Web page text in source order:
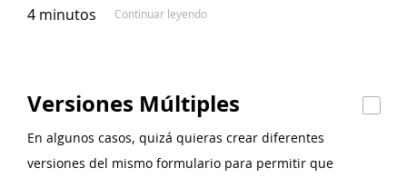
4 minutos Continuar leyendo
Versiones Múltiples
En algunos casos, quizá quieras crear diferentes
versiones del mismo formulario para permitir que